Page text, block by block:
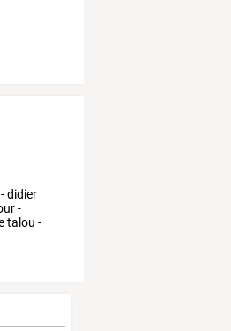
-didier
-
talou -